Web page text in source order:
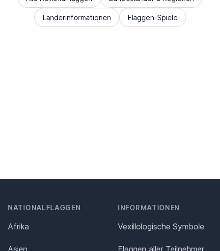
Länderinformationen Flaggen-Spiele
NATIONALFLAGGEN
Afrika
Asien
INFORMATIONEN
Vexillologische Symbole
Flaggen aller Teilnehmer